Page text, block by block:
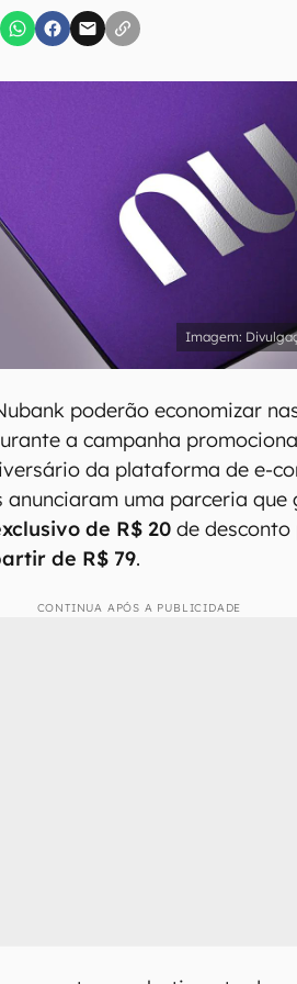
que li, aceito e concordo com os
poderão economizar
a campanha
da plataforma de e-
anunciaram uma parceria que
de R$ 20 de desconto
de R$ 79.
CONTINUA APÓS A PUBLICIDADE